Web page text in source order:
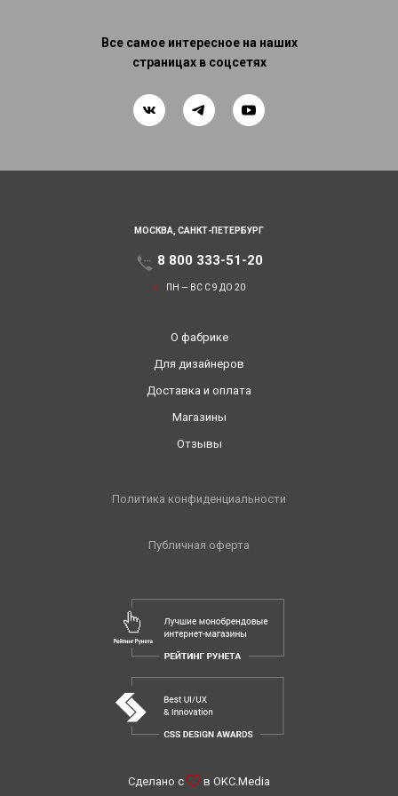
Все самое интересное на наших
страницах в соцсетях
МОСКВА, САНКТ-ПЕТЕРБУРГ
8 800 333-51-20
ПН — ВС С 9 ДО 20
О фабрике
Для дизайнеров
Доставка и оплата
Магазины
Отзывы
Политика конфиденциальности
Публичная оферта
Сделано с в OKC.Media